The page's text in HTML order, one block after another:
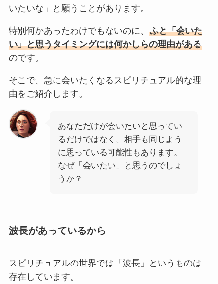
いたいな」と願うことがあります。
特別何かあったわけでもないのに、 ふと「会いた
い」と思うタイミングには何かしらの理由がある
のです。
そこで、急に会いたくなるスピリチュアル的な理
由をご紹介します。
あなただけが会いたいと思ってい
るだけではなく、相手も同じよう
に思っている可能性もあります。
なぜ「会いたい」と思うのでしょ
うか？
波長があっているから
スピリチュアルの世界では「波長」というものは
存在しています。